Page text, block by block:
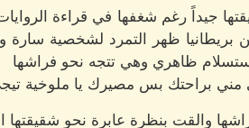
جيداً رغم شغفها في قراءة
بريطانيا ظهر التمرد لشخصية
ظاهري وهي تتجه نحو فراشها
مني براحتك بس مصيرك يا ملوخية
والقت بنظرة عابرة نحو شقيقتها